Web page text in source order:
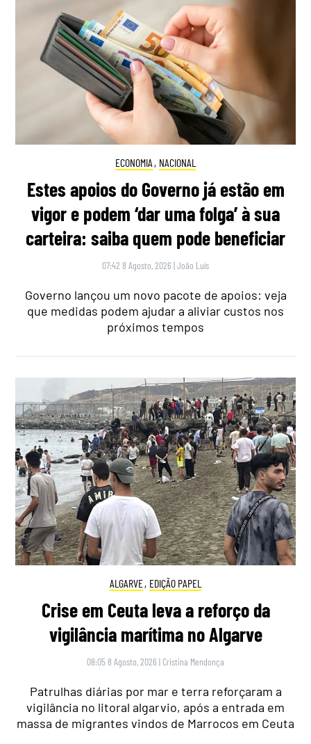
ECONOMIA , NACIONAL
Estes apoios do Governo já estão em
vigor e podem ‘dar uma folga’ à sua
carteira: saiba quem pode beneficiar
07:42 8 Agosto, 2026 |João Luís
Governo lançou um novo pacote de apoios: veja
que medidas podem ajudar a aliviar custos nos
próximos tempos
ALGARVE, EDIÇÃO PAPEL
Crise em Ceuta leva a reforço da
vigilância marítima no Algarve
08:05 8 Agosto, 2026 | Cristina Mendonça
Patrulhas diárias por mar e terra reforçaram a
vigilância no litoral algarvio, após a entrada em
massa de migrantes vindos de Marrocos em Ceuta